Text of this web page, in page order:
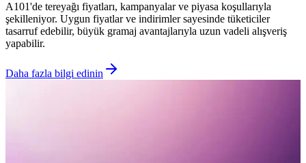
A101'de tereyağı fiyatları, kampanyalar ve piyasa koşullarıyla
şekilleniyor. Uygun fiyatlar ve indirimler sayesinde tüketiciler
tasarruf edebilir, büyük gramaj avantajlarıyla uzun vadeli alışveriş
yapabilir.
Daha fazla bilgi edinin